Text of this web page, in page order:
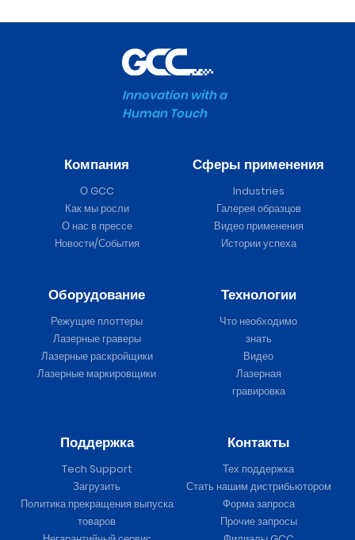
Innovation with a
Human Touch
Компания
О GCC
Как мы росли
О нас в прессе
Новости/События
Сферы применения
Industries
Галерея образцов
Видео применения
Истории успеха
Оборудование
Режущие плоттеры
Лазерные граверы
Лазерные раскройщики
Лазерные маркировщики
Технологии
Что необходимо
знать
Видео
Лазерная
гравировка
Поддержка
Tech Support
Загрузить
Политика прекращения выпуска
товаров
Контакты
Тех поддержка
Стать нашим дистрибьютором
Форма запроса
Прочие запросы